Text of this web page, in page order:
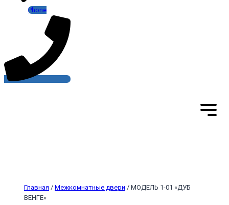
Phone
Главная / Межкомнатные двери / МОДЕЛЬ 1-01 «ДУБ
ВЕНГЕ»